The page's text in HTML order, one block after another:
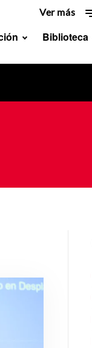
Biblioteca
Ver más